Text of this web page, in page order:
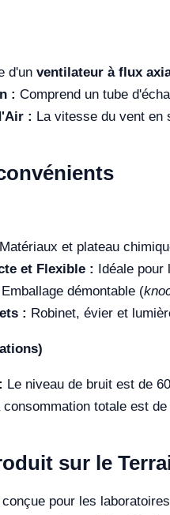
d'un ventilateur à flux
: Comprend un tube
: La vitesse du vent en
Matériaux et plateau
et Flexible : Idéale pour
Emballage démontable (
: Robinet, évier et
Le niveau de bruit est de
consommation totale est de
sur le
pour les